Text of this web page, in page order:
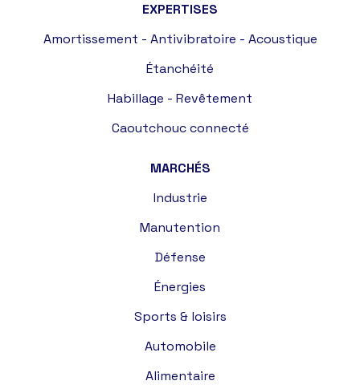
EXPERTISES
Amortissement - Antivibratoire - Acoustique
Étanchéité
Habillage - Revêtement
Caoutchouc connecté
MARCHÉS
Industrie
Manutention
Défense
Énergies
Sports & loisirs
Automobile
Alimentaire